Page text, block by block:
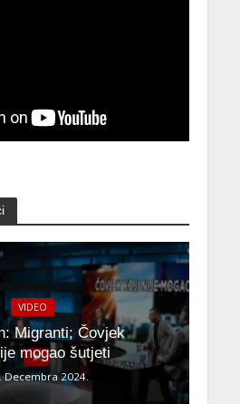
VIDEO
Migranti; Čovjek
mogao šutjeti
Decembra 2024.